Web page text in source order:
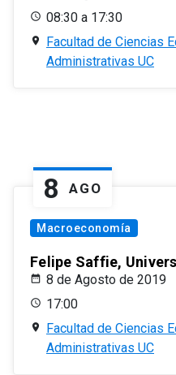
08:30 a 17:30
Facultad de Ciencias
Administrativas UC
8 AGO
Macroeconomía
Felipe Saffie,
8 de Agosto de 2019
17:00
Facultad de Ciencias
Administrativas UC